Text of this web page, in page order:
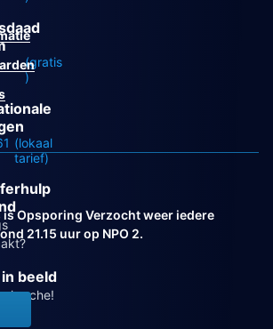
(gratis
)
(lokaal
tarief)
beeld
is Opsporing Verzocht weer iedere
21.15 uur op NPO 2.